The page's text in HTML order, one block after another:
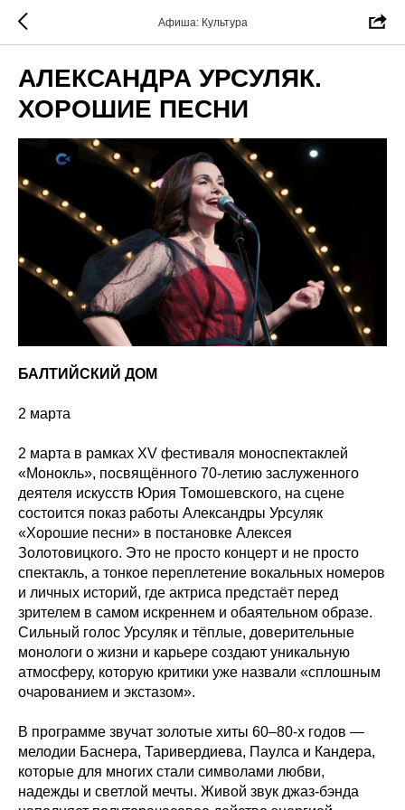
Афиша: Культура
АЛЕКСАНДРА УРСУЛЯК.
ХОРОШИЕ ПЕСНИ
БАЛТИЙСКИЙ ДОМ
2 марта
2 марта в рамках XV фестиваля моноспектаклей
«Монокль», посвящённого 70-летию заслуженного
деятеля искусств Юрия Томошевского, на сцене
состоится показ работы Александры Урсуляк
«Хорошие песни» в постановке Алексея
Золотовицкого. Это не просто концерт и не просто
спектакль, а тонкое переплетение вокальных номеров
и личных историй, где актриса предстаёт перед
зрителем в самом искреннем и обаятельном образе.
Сильный голос Урсуляк и тёплые, доверительные
монологи о жизни и карьере создают уникальную
атмосферу, которую критики уже назвали «сплошным
очарованием и экстазом».
В программе звучат золотые хиты 60–80-х годов —
мелодии Баснера, Таривердиева, Паулса и Кандера,
которые для многих стали символами любви,
надежды и светлой мечты. Живой звук джаз-бэнда